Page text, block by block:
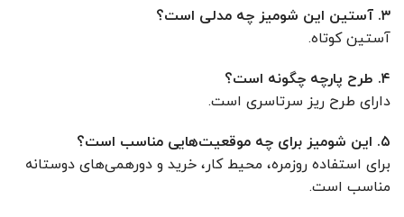
۳. آستین این شومیز چه مدلی است؟
آستین کوتاه.
۴. طرح پارچه چگونه است؟
دارای طرح ریز سرتاسری است.
۵. این شومیز برای چه موقعیت‌هایی مناسب است؟
برای استفاده روزمره، محیط کار، خرید و دورهمی‌های دوستانه
مناسب است.